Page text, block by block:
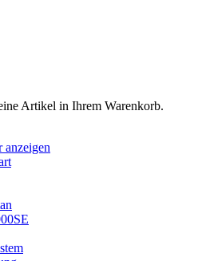
Artikel in Ihrem Warenkorb.